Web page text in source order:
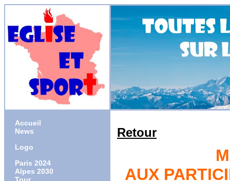
Accueil
News
Logo
Paris 2024
Alpes 2030
Retour
AUX